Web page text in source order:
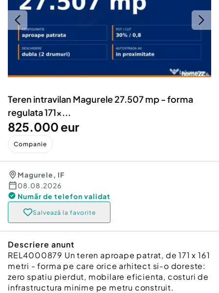
Servicii
Animale de companie
Afaceri și echipamente profesionale
Inchiriere Bunuri si Vehicule
Utilaje agricole si industriale
Piese auto si accesorii
Dacia Duster
Teren intravilan Magurele 27.507 mp - forma
regulata 171x...
825.000 eur
Companie
Magurele, IF
08.08.2026
Număr de telefon validat
Salvează la favorite
Descriere anunt
REL4000879 Un teren aproape patrat, de 171 x 161
metri - forma pe care orice arhitect si-o doreste:
zero spatiu pierdut, mobilare eficienta, costuri de
infrastructura minime pe metru construit.